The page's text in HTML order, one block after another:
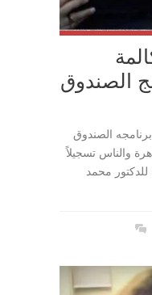
الصندوق
الصندوق
والناس تسجيلاً
محمد